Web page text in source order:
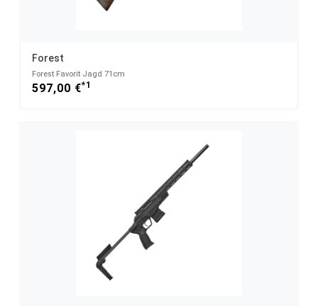
Forest
Forest Favorit Jagd 71cm
597,00 €*1